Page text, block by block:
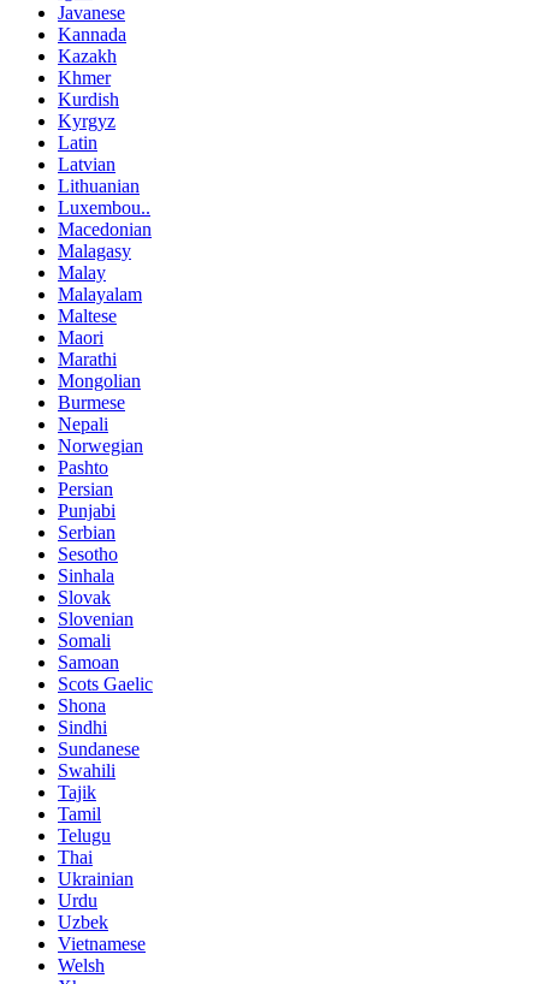
Javanese
Kannada
Kazakh
Khmer
Kurdish
Kyrgyz
Latin
Latvian
Lithuanian
Luxembou..
Macedonian
Malagasy
Malay
Malayalam
Maltese
Maori
Marathi
Mongolian
Burmese
Nepali
Norwegian
Pashto
Persian
Punjabi
Serbian
Sesotho
Sinhala
Slovak
Slovenian
Somali
Samoan
Scots Gaelic
Shona
Sindhi
Sundanese
Swahili
Tajik
Tamil
Telugu
Thai
Ukrainian
Urdu
Uzbek
Vietnamese
Welsh